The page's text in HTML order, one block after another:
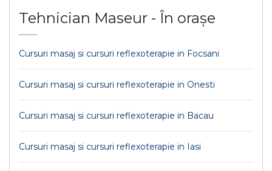
Tehnician Maseur - În orașe
Cursuri masaj si cursuri reflexoterapie in Focsani
Cursuri masaj si cursuri reflexoterapie in Onesti
Cursuri masaj si cursuri reflexoterapie in Bacau
Cursuri masaj si cursuri reflexoterapie in Iasi